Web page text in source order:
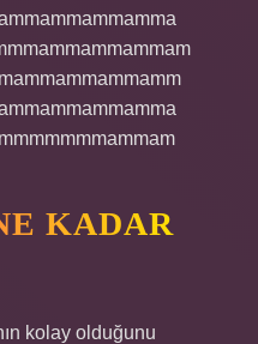
KADAR
kolay olduğunu